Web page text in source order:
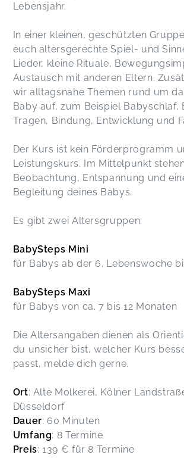
Lebensjahr.
In einer kleinen, geschützten
euch altersgerechte Spiel- und
Lieder, kleine Rituale,
Austausch mit anderen Eltern.
wir alltagsnahe Themen rund um
Baby auf, zum Beispiel Babyschlaf,
Tragen, Bindung, Entwicklung und
Der Kurs ist kein Förderprogramm
Leistungskurs. Im Mittelpunkt
Beobachtung, Entspannung und
Begleitung deines Babys.
Es gibt zwei Altersgruppen:
BabySteps Mini
für Babys ab der 6. Lebenswoche
BabySteps Maxi
für Babys von ca. 7 bis 12 Monaten
Die Altersangaben dienen als
du unsicher bist, welcher Kurs
passt, melde dich gerne.
Ort: Alte Molkerei, Kölner
Düsseldorf
Dauer: 60 Minuten
Umfang: 8 Termine
Preis: 139 € für 8 Termine